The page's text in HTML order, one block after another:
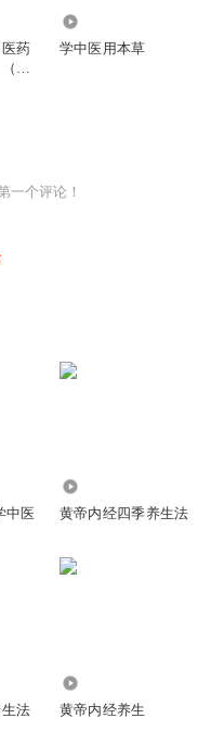
医药
小
学中医用本草
一个评论！
中医
黄帝内经四季养生法
法 黄帝内经养生